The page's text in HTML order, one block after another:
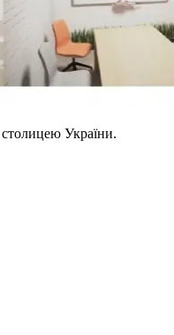
України.